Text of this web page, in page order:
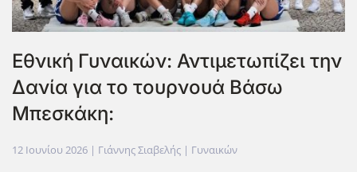
Εθνική Γυναικών: Αντιμετωπίζει την
Δανία για το τουρνουά Βάσω
Μπεσκάκη:
12 Ιουνίου 2026 | Γιάννης Σιαβελής | Γυναικών